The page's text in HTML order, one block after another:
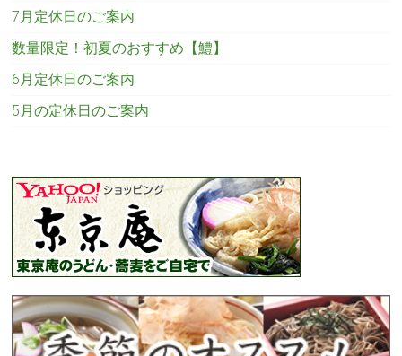
7月定休日のご案内
数量限定！初夏のおすすめ【鱧】
6月定休日のご案内
5月の定休日のご案内